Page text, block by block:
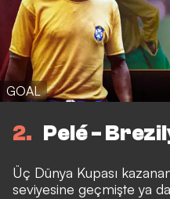
GOAL
2 Pelé -
Üç Dünya Kupası
seviyesine geçmişte ya